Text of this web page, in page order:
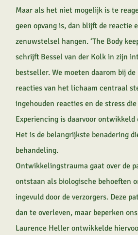
Maar als het niet mogelijk is te
geen opvang is, dan blijft de reactie
zenuwstelsel hangen. ‘The Body
schrijft Bessel van der Kolk in zijn
bestseller. We moeten daarom bij
reacties van het lichaam centraal
ingehouden reacties en de stress
Experiencing is daarvoor ontwikkeld
Het is de belangrijkste benadering
behandeling.
Ontwikkelingstrauma gaat over de
ontstaan als biologische behoeften
ingevuld door de verzorgers. Deze
dan te overleven, maar beperken
Laurence Heller ontwikkelde